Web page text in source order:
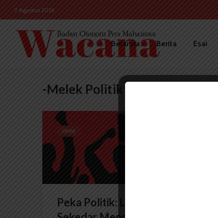
7 Agustus 2026
Beranda Berita Esai
-Melek Politik
OPINI
Peka Politik: Lebih dari